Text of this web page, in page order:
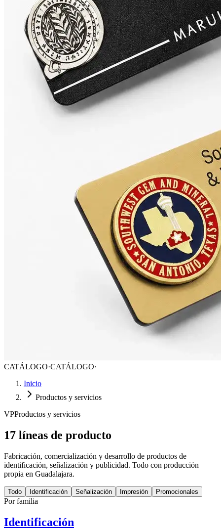
CATÁLOGO·CATÁLOGO·
Inicio
Productos y servicios
VPProductos y servicios
17 líneas de producto
Fabricación, comercialización y desarrollo de productos de
identificación, señalización y publicidad. Todo con producción
propia en Guadalajara.
Todo Identificación Señalización Impresión Promocionales
Por familia
Identificación